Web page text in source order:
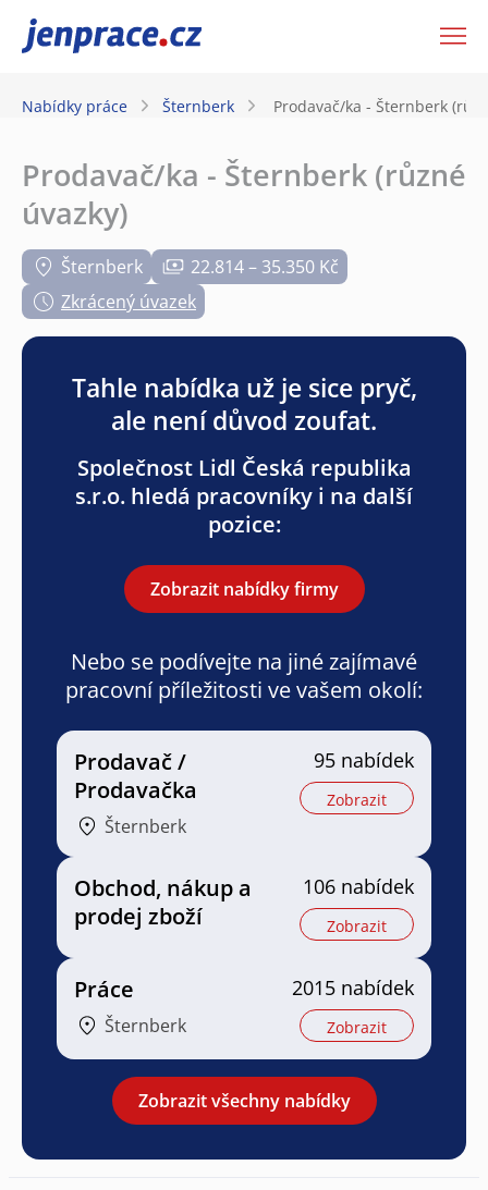
JenPráce.cz
Nabídky práce Šternberk Prodavač/ka - Šternberk
Prodavač/ka - Šternberk (různé
úvazky)
Šternberk
22.814 – 35.350 Kč
Zkrácený úvazek
Tahle nabídka už je sice pryč,
ale není důvod zoufat.
Společnost Lidl Česká republika
s.r.o. hledá pracovníky i na další
pozice:
Zobrazit nabídky firmy
Nebo se podívejte na jiné zajímavé
pracovní příležitosti ve vašem okolí:
Prodavač /
Prodavačka
Šternberk
95 nabídek
Zobrazit
Obchod, nákup a
prodej zboží
106 nabídek
Zobrazit
Práce
Šternberk
2015 nabídek
Zobrazit
Zobrazit všechny nabídky